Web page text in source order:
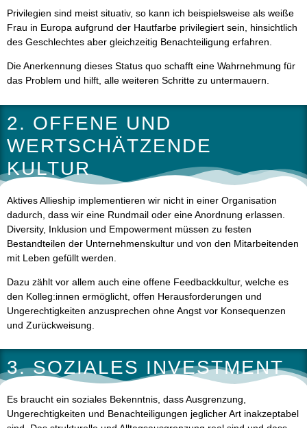
Privilegien sind meist situativ, so kann ich beispielsweise als weiße
Frau in Europa aufgrund der Hautfarbe privilegiert sein, hinsichtlich
des Geschlechtes aber gleichzeitig Benachteiligung erfahren.
Die Anerkennung dieses Status quo schafft eine Wahrnehmung für
das Problem und hilft, alle weiteren Schritte zu untermauern.
2. OFFENE UND
WERTSCHÄTZENDE
KULTUR
Aktives Allieship implementieren wir nicht in einer Organisation
dadurch, dass wir eine Rundmail oder eine Anordnung erlassen.
Diversity, Inklusion und Empowerment müssen zu festen
Bestandteilen der Unternehmenskultur und von den Mitarbeitenden
mit Leben gefüllt werden.
Dazu zählt vor allem auch eine offene Feedbackkultur, welche es
den Kolleg:innen ermöglicht, offen Herausforderungen und
Ungerechtigkeiten anzusprechen ohne Angst vor Konsequenzen
und Zurückweisung.
3. SOZIALES INVESTMENT
Es braucht ein soziales Bekenntnis, dass Ausgrenzung,
Ungerechtigkeiten und Benachteiligungen jeglicher Art inakzeptabel